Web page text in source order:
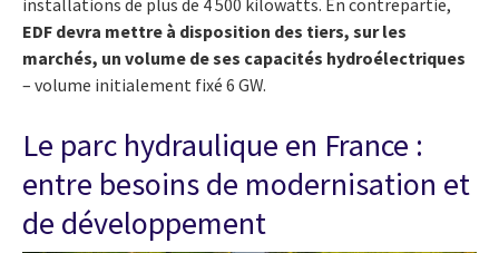
EDF devra mettre à disposition des tiers, sur les
marchés, un volume de ses capacités hydroélectriques
– volume initialement fixé 6 GW.
Le parc hydraulique en France :
entre besoins de modernisation et
de développement